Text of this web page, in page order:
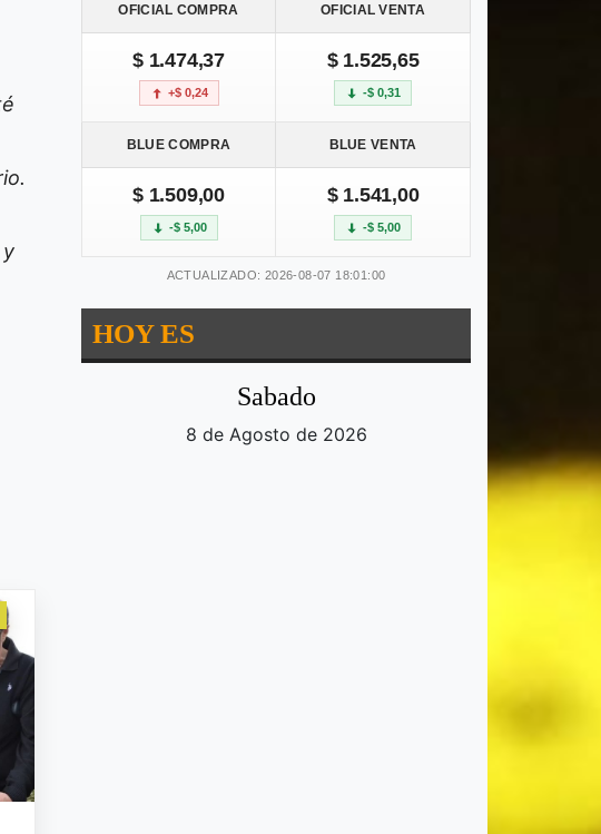
y
OFICIAL COMPRA OFICIAL VENTA
$ 1.474,37
+$ 0,24
$ 1.525,65
-$ 0,31
BLUE COMPRA BLUE VENTA
$ 1.509,00
-$ 5,00
$ 1.541,00
-$ 5,00
ACTUALIZADO: 2026-08-07 18:01:00
HOY ES
Sabado
8 de Agosto de 2026